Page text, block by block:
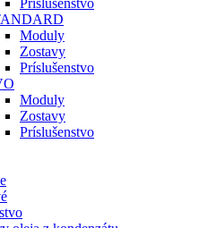
Príslušenstvo
Moduly
Zostavy
Príslušenstvo
Moduly
Zostavy
Príslušenstvo